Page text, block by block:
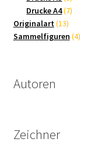
Produkte
Drucke A4 77
Originalart 1313
Produkte
Sammelfiguren 44
Autoren
Zeichner